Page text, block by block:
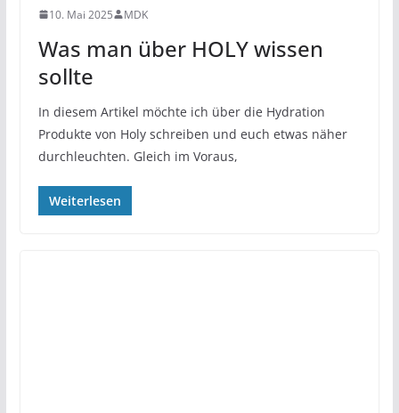
10. Mai 2025 MDK
Was man über HOLY wissen
sollte
In diesem Artikel möchte ich über die Hydration
Produkte von Holy schreiben und euch etwas näher
durchleuchten. Gleich im Voraus,
Weiterlesen